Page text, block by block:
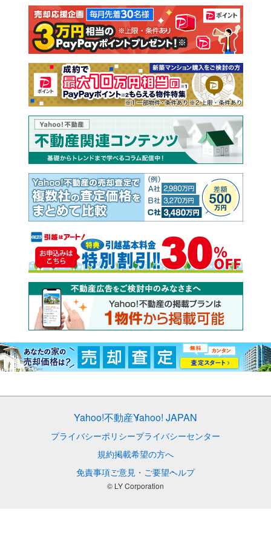
注文住宅 土地
売却査定
Yahoo!不動産Yahoo! JAPAN
プライバシーポリシープライバシーセンター
規約掲載希望の方へ
免責事項ご意見・ご要望ヘルプ
© LY Corporation